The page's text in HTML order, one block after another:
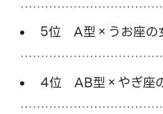
5位 A型×うお座の
4位 AB型×やぎ座